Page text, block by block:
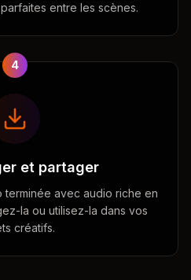
entre les scènes.
4
et partager
avec audio riche en
la ou utilisez-la dans vos
créatifs.